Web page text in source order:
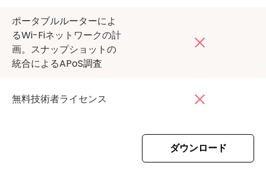
ポータブルルーターによ
るWi-Fiネットワークの計
画。スナップショットの
統合によるAPoS調査
無料技術者ライセンス
ダウンロード